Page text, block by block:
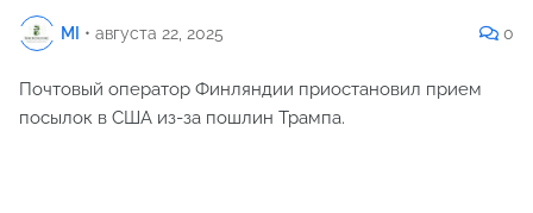
MI • августа 22, 2025 0
Почтовый оператор Финляндии приостановил прием
посылок в США из-за пошлин Трампа.